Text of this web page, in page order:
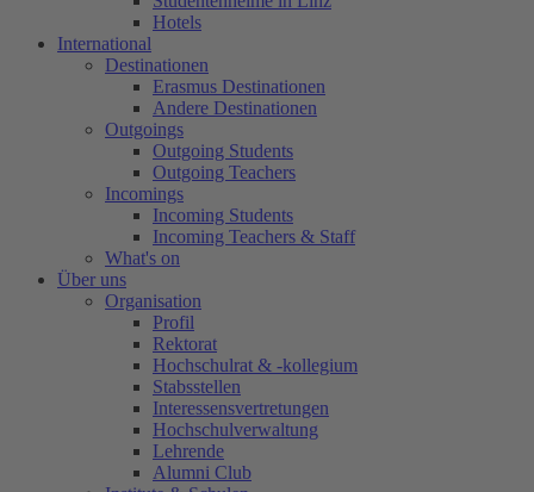
Hotels
International
Destinationen
Erasmus Destinationen
Andere Destinationen
Outgoings
Outgoing Students
Outgoing Teachers
Incomings
Incoming Students
Incoming Teachers & Staff
What's on
Über uns
Organisation
Profil
Rektorat
Hochschulrat & -kollegium
Stabsstellen
Interessensvertretungen
Hochschulverwaltung
Lehrende
Alumni Club